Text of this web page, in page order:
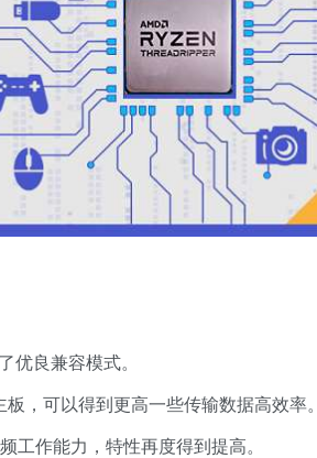
优良兼容模式。
，可以得到更高一些传输数据高效率。
工作能力，特性再度得到提高。